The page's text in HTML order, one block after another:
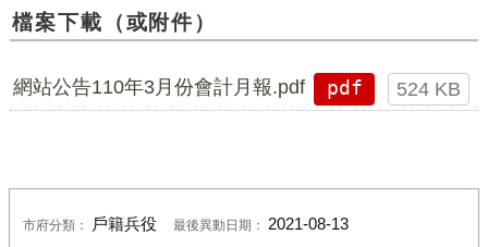
檔案下載（或附件）
網站公告110年3月份會計月報.pdf pdf 524 KB
市府分類： 戶籍兵役 最後異動日期： 2021-08-13